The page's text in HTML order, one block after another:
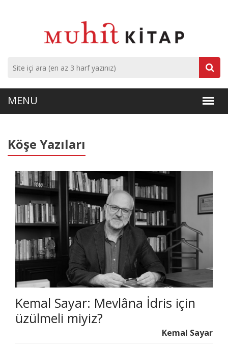
Köşe Yazıları
Kemal Sayar: Mevlâna İdris için
üzülmeli miyiz?
Kemal Sayar